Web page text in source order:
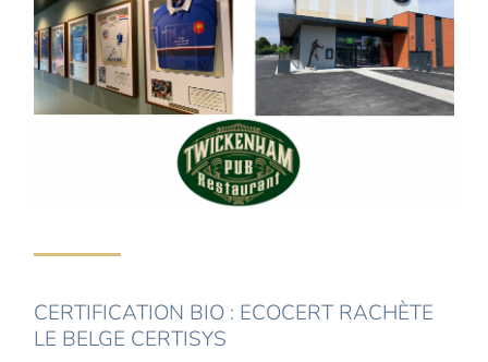
CERTIFICATION BIO : ECOCERT RACHÈTE
LE BELGE CERTISYS